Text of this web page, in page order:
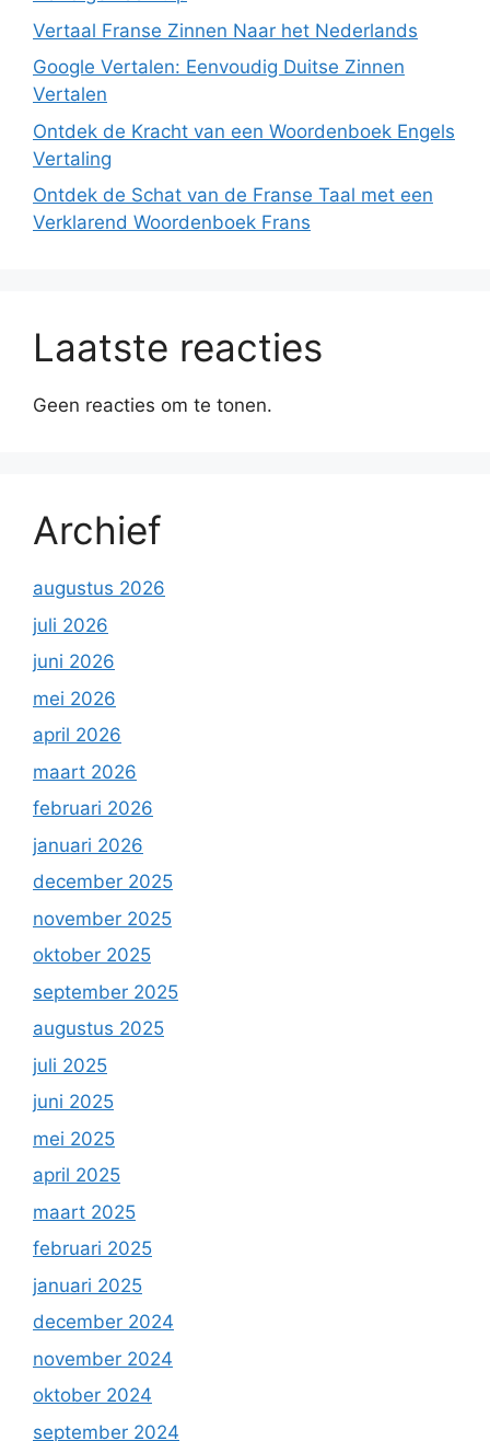
Vertaal Franse Zinnen Naar het Nederlands
Google Vertalen: Eenvoudig Duitse Zinnen
Vertalen
Ontdek de Kracht van een Woordenboek Engels
Vertaling
Ontdek de Schat van de Franse Taal met een
Verklarend Woordenboek Frans
Laatste reacties
Geen reacties om te tonen.
Archief
augustus 2026
juli 2026
juni 2026
mei 2026
april 2026
maart 2026
februari 2026
januari 2026
december 2025
november 2025
oktober 2025
september 2025
augustus 2025
juli 2025
juni 2025
mei 2025
april 2025
maart 2025
februari 2025
januari 2025
december 2024
november 2024
oktober 2024
september 2024